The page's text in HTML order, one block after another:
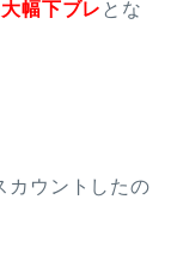
大幅下ブレ とな
カウントしたの